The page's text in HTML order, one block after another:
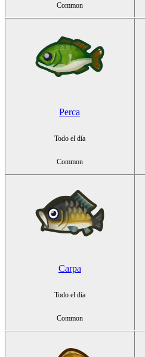
Common
Perca
Todo el día
Common
Carpa
Todo el día
Common